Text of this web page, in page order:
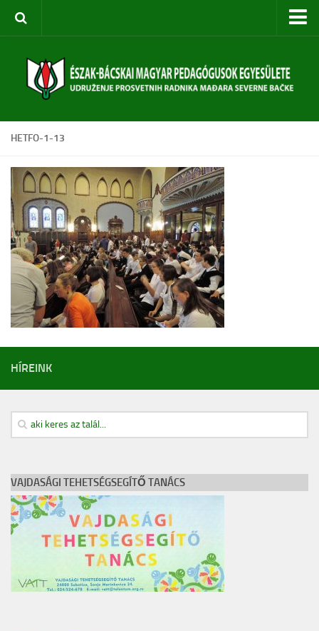
Rólunk
Egyesület bemutatása
Szervezeti felépítés
Évi terv
Rendezvényeink
Közoktatási Konferencia
Szabadkai Nyári Akadémia
Pedagógusképzések
Diákversenyek
Táborok
Egyéb események
Pedagógusbál
Általános Iskolások Művészeti Vetélkedője
Észak-bácskai Tehetségpont
Himnusz – Szózat szavalóverseny
Épített örökség
Erasmus +
Köznevelési együttműködés a digitális módszerek és eszközök
használatának támogatására Magyarországon és a szomszédos
országokban – A projekt azonosító száma: 2023-2-HU01-KA220-
HETFO-1-13
HÍREINK
VAJDASÁGI TEHETSÉGSEGÍTŐ TANÁCS